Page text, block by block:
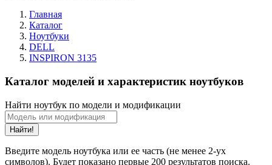
Главная
Каталог
Ноутбуки
DELL
INSPIRON 3135
Каталог моделей и характеристик ноутбуков
Найти ноутбук по модели и модификации
Найти!
Введите модель ноутбука или ее часть (не менее 2-ух
символов). Будет показано первые 200 результатов поиска.